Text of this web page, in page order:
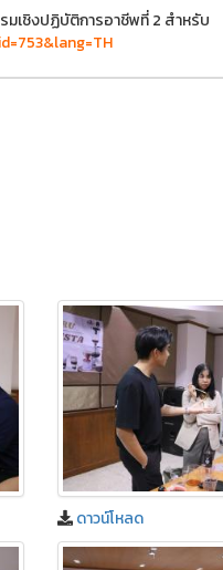
มเชิงปฏิบัติการอาชีพที่ 2 สำหรับ
ดาวน์โหลด